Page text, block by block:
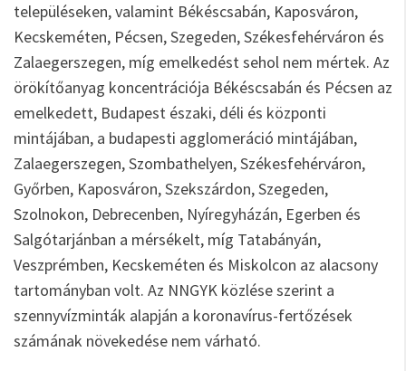
településeken, valamint Békéscsabán, Kaposváron,
Kecskeméten, Pécsen, Szegeden, Székesfehérváron és
Zalaegerszegen, míg emelkedést sehol nem mértek. Az
örökítőanyag koncentrációja Békéscsabán és Pécsen az
emelkedett, Budapest északi, déli és központi
mintájában, a budapesti agglomeráció mintájában,
Zalaegerszegen, Szombathelyen, Székesfehérváron,
Győrben, Kaposváron, Szekszárdon, Szegeden,
Szolnokon, Debrecenben, Nyíregyházán, Egerben és
Salgótarjánban a mérsékelt, míg Tatabányán,
Veszprémben, Kecskeméten és Miskolcon az alacsony
tartományban volt. Az NNGYK közlése szerint a
szennyvízminták alapján a koronavírus-fertőzések
számának növekedése nem várható.